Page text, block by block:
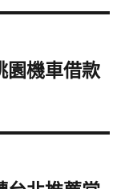
園機車借款